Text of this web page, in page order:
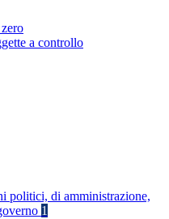
a controllo
politici, di amministrazione,
1